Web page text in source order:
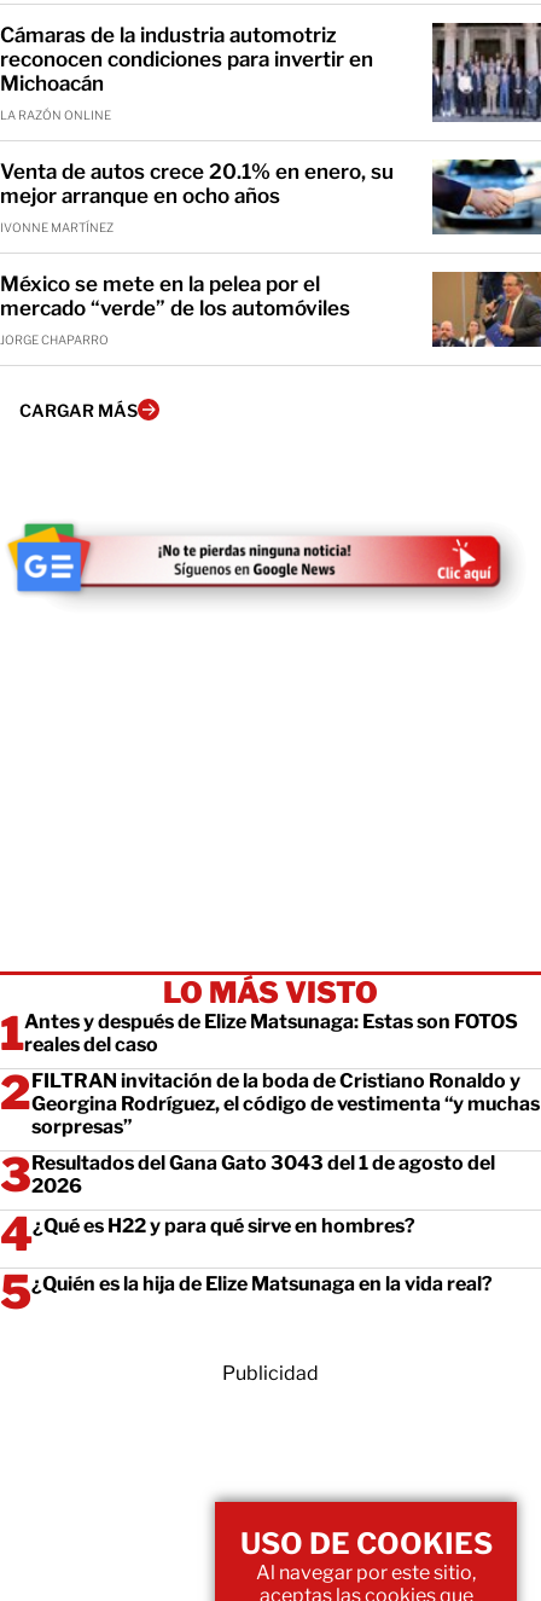
Cámaras de la industria automotriz
reconocen condiciones para invertir en
Michoacán
LA RAZÓN ONLINE
Venta de autos crece 20.1% en enero, su
mejor arranque en ocho años
IVONNE MARTÍNEZ
México se mete en la pelea por el
mercado “verde” de los automóviles
JORGE CHAPARRO
CARGAR MÁS
LO MÁS VISTO
Antes y después de Elize Matsunaga: Estas son FOTOS
reales del caso
FILTRAN invitación de la boda de Cristiano Ronaldo y
Georgina Rodríguez, el código de vestimenta “y muchas
sorpresas”
Resultados del Gana Gato 3043 del 1 de agosto del
2026
¿Qué es H22 y para qué sirve en hombres?
¿Quién es la hija de Elize Matsunaga en la vida real?
Publicidad
USO DE COOKIES
Al navegar por este sitio,
aceptas las cookies que